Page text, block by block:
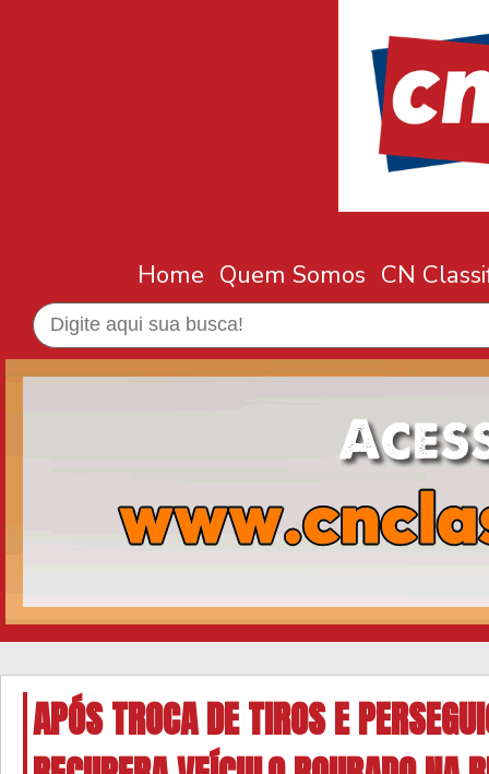
Home Quem Somos CN
APÓS TROCA DE TIROS E